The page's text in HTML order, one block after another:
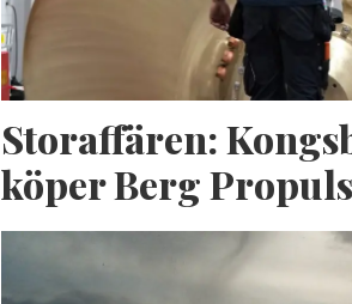
Storaffären:
köper Berg